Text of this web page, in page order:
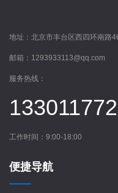
地址： 北京市丰台区西四环南路
邮箱： 1293933113@qq.com
服务热线：
工作时间：9:00-18:00
便捷导航